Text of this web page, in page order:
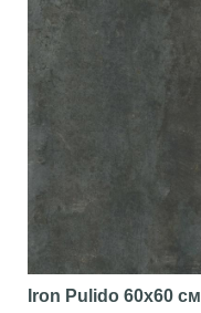
Iron Pulido 60x60 см